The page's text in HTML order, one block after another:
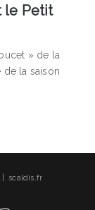
le Petit
» de la
de la saison
| scaldis.fr